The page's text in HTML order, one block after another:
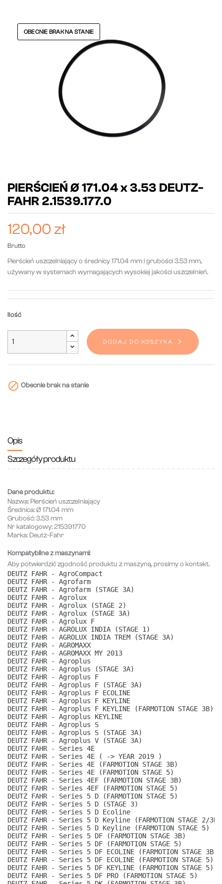
OBECNIE BRAK NA STANIE
PIERŚCIEŃ Ø 171.04 x 3.53 DEUTZ-
FAHR 2.1539.177.0
120,00 zł
Brutto
Pierścień uszczelniający o średnicy 171.04 mm i grubości 3.53 mm,
używany w systemach wymagających wysokiej jakości uszczelnień.
Ilość
DODAJ DO KOSZYKA
 Obecnie brak na stanie
Opis
Szczegóły produktu
Dane produktu:
Nazwa: Pierścień uszczelniający
Średnica:Ø 171.04 mm
Grubość:3.53 mm
Nr katalogowy:215391770
Marka: Deutz-Fahr
Kompatybilne z maszynami:
Aby potwierdzić zgodność produktu z maszyną, prosimy o kontakt.
DEUTZ FAHR - AgroCompact
DEUTZ FAHR - Agrofarm
DEUTZ FAHR - Agrofarm (STAGE 3A)
DEUTZ FAHR - Agrolux
DEUTZ FAHR - Agrolux (STAGE 2)
DEUTZ FAHR - Agrolux (STAGE 3A)
DEUTZ FAHR - Agrolux F
DEUTZ FAHR - AGROLUX INDIA (STAGE 1)
DEUTZ FAHR - AGROLUX INDIA TREM (STAGE 3A)
DEUTZ FAHR - AGROMAXX
DEUTZ FAHR - AGROMAXX MY 2013
DEUTZ FAHR - Agroplus
DEUTZ FAHR - Agroplus (STAGE 3A)
DEUTZ FAHR - Agroplus F
DEUTZ FAHR - Agroplus F (STAGE 3A)
DEUTZ FAHR - Agroplus F ECOLINE
DEUTZ FAHR - Agroplus F KEYLINE
DEUTZ FAHR - Agroplus F KEYLINE (FARMOTION STAGE 3B)
DEUTZ FAHR - Agroplus KEYLINE
DEUTZ FAHR - Agroplus S
DEUTZ FAHR - Agroplus S (STAGE 3A)
DEUTZ FAHR - Agroplus V (STAGE 3A)
DEUTZ FAHR - Series 4E
DEUTZ FAHR - Series 4E ( -> YEAR 2019 )
DEUTZ FAHR - Series 4E (FARMOTION STAGE 3B)
DEUTZ FAHR - Series 4E (FARMOTION STAGE 5)
DEUTZ FAHR - Series 4EF (FARMOTION STAGE 3B)
DEUTZ FAHR - Series 4EF (FARMOTION STAGE 5)
DEUTZ FAHR - Series 5 D (FARMOTION STAGE 5)
DEUTZ FAHR - Series 5 D (STAGE 3)
DEUTZ FAHR - Series 5 D Ecoline
DEUTZ FAHR - Series 5 D Keyline (FARMOTION STAGE 2/3B)
DEUTZ FAHR - Series 5 D Keyline (FARMOTION STAGE 5)
DEUTZ FAHR - Series 5 DF (FARMOTION STAGE 3B)
DEUTZ FAHR - Series 5 DF (FARMOTION STAGE 5)
DEUTZ FAHR - Series 5 DF ECOLINE (FARMOTION STAGE 3B)
DEUTZ FAHR - Series 5 DF ECOLINE (FARMOTION STAGE 5)
DEUTZ FAHR - Series 5 DF KEYLINE (FARMOTION STAGE 5)
DEUTZ FAHR - Series 5 DF PRO (FARMOTION STAGE 5)